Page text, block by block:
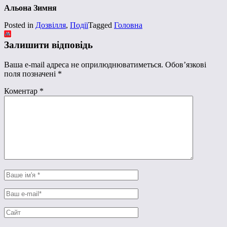
Альона Зимня
Posted in Дозвілля, ПодіїTagged Головна
Залишити відповідь
Ваша e-mail адреса не оприлюднюватиметься. Обов’язкові
поля позначені *
Коментар *